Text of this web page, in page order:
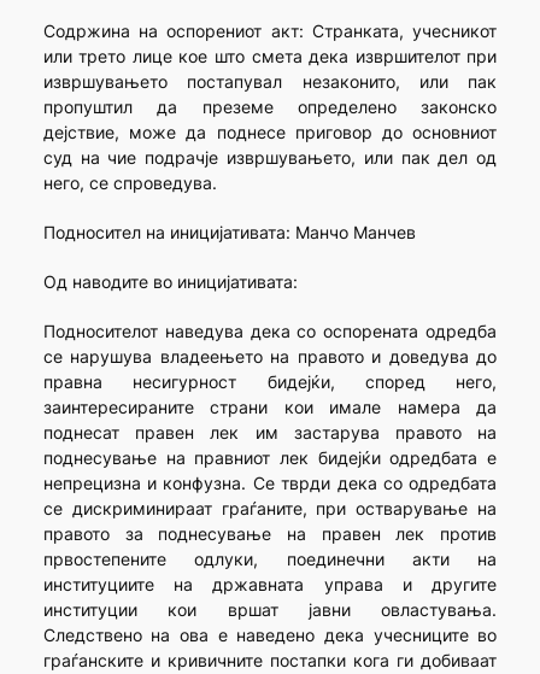
Содржина на оспорениот акт: Странката, учесникот
или трето лице коe што смета дека извршителот при
извршувањето постапувал незаконито, или пак
пропуштил да преземе определено законско
дејствие, може да поднесе приговор до основниот
суд на чие подрачје извршувањето, или пак дел од
него, се спроведува.
Подносител на иницијативата: Манчо Манчев
Од наводите во иницијативата:
Подносителот наведува дека со оспорената одредба
се нарушува владеењето на правото и доведува до
правна несигурност бидејќи, според него,
заинтересираните страни кои имале намера да
поднесат правен лек им застарува правото на
поднесување на правниот лек бидејќи одредбата е
непрецизна и конфузна. Се тврди дека со одредбата
се дискриминираат граѓаните, при остварување на
правото за поднесување на правен лек против
првостепените одлуки, поединечни акти на
институциите на државната управа и другите
институции кои вршат јавни овластувања.
Следствено на ова е наведено дека учесниците во
граѓанските и кривичните постапки кога ги добиваат